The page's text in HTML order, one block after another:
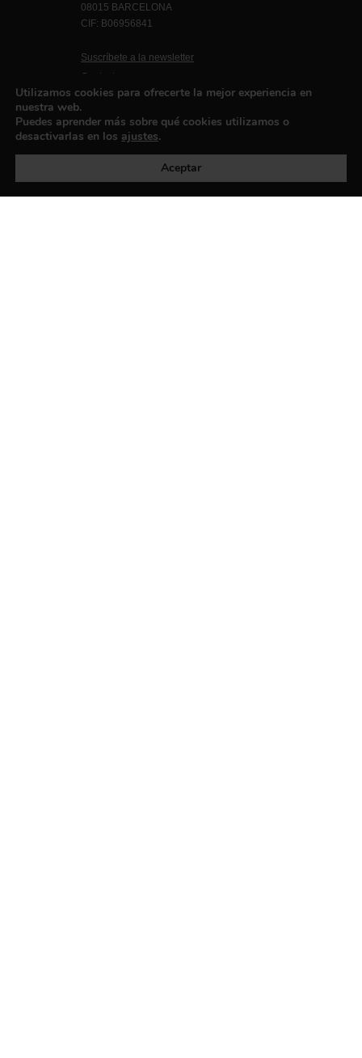
08015 BARCELONA
CIF: B06956841
Suscríbete a la newsletter
Contacto
Política de privacidad
development byInfmedia
Utilizamos cookies para ofrecerte la mejor experiencia en
nuestra web.
Puedes aprender más sobre qué cookies utilizamos o
desactivarlas en los ajustes.
Aceptar